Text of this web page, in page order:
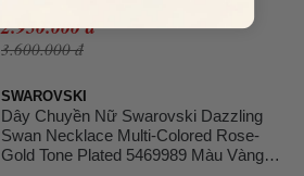
2.950.000 đ
3.600.000 đ
SWAROVSKI
Dây Chuyền Nữ Swarovski Dazzling
Swan Necklace Multi-Colored Rose-
Gold Tone Plated 5469989 Màu Vàng